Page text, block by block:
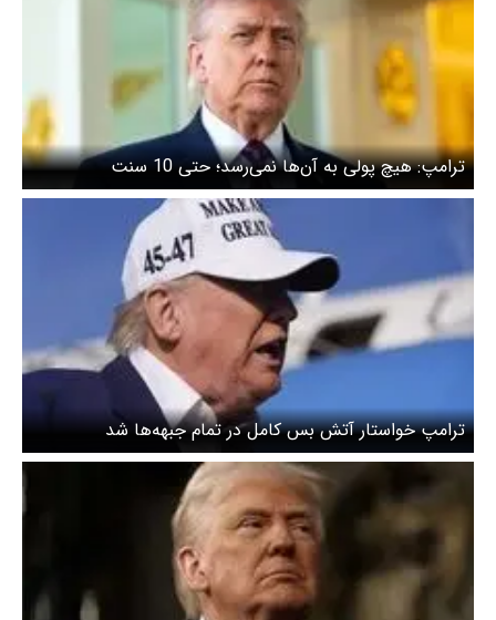
ترامپ: هیچ پولی به آن‌ها نمی‌رسد؛ حتی 10 سنت
ترامپ خواستار آتش بس کامل در تمام جبهه‌ها شد